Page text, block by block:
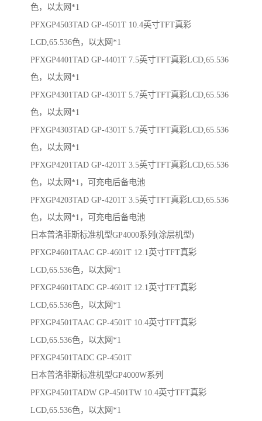
色，以太网*1
PFXGP4503TAD GP-4501T 10.4英寸TFT真彩
LCD,65.536色，以太网*1
PFXGP4401TAD GP-4401T 7.5英寸TFT真彩LCD,65.536
色，以太网*1
PFXGP4301TAD GP-4301T 5.7英寸TFT真彩LCD,65.536
色，以太网*1
PFXGP4303TAD GP-4301T 5.7英寸TFT真彩LCD,65.536
色，以太网*1
PFXGP4201TAD GP-4201T 3.5英寸TFT真彩LCD,65.536
色，以太网*1，可充电后备电池
PFXGP4203TAD GP-4201T 3.5英寸TFT真彩LCD,65.536
色，以太网*1，可充电后备电池
日本普洛菲斯标准机型GP4000系列(涂层机型)
PFXGP4601TAAC GP-4601T 12.1英寸TFT真彩
LCD,65.536色，以太网*1
PFXGP4601TADC GP-4601T 12.1英寸TFT真彩
LCD,65.536色，以太网*1
PFXGP4501TAAC GP-4501T 10.4英寸TFT真彩
LCD,65.536色，以太网*1
PFXGP4501TADC GP-4501T
日本普洛菲斯标准机型GP4000W系列
PFXGP4501TADW GP-4501TW 10.4英寸TFT真彩
LCD,65.536色，以太网*1